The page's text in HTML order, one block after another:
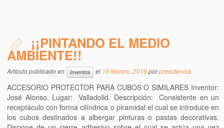
¡¡PINTANDO EL MEDIO
AMBIENTE!!
Artículo publicado en Inventos el 16 febrero, 2016porpresidencia
ACCESORIO PROTECTOR PARA CUBOS O SIMILARES Inventor:
José Alonso. Lugar: Valladolid. Descripción: Consistente en un
receptáculo con forma cilíndrica o piramidal el cual se introduce en
los cubos destinados a albergar pinturas o pastas decorativas.